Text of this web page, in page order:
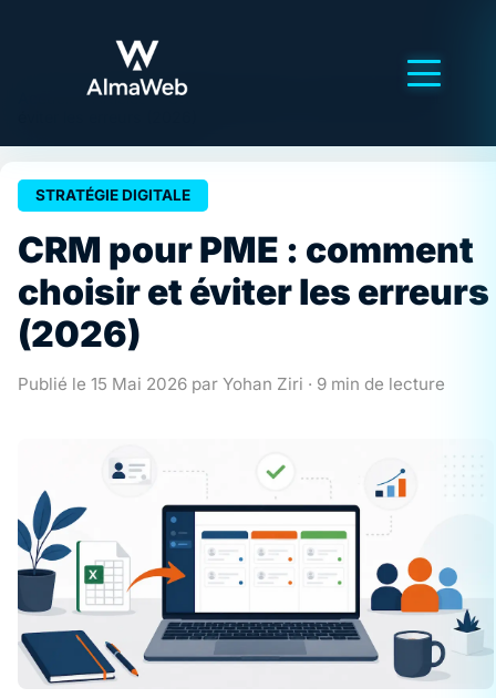
>Articles>CRM pour PME : comment choisir et
STRATÉGIE DIGITALE
CRM pour PME : comment
choisir et éviter les erreurs
(2026)
Publié le 15 Mai 2026 par Yohan Ziri · 9 min de lecture